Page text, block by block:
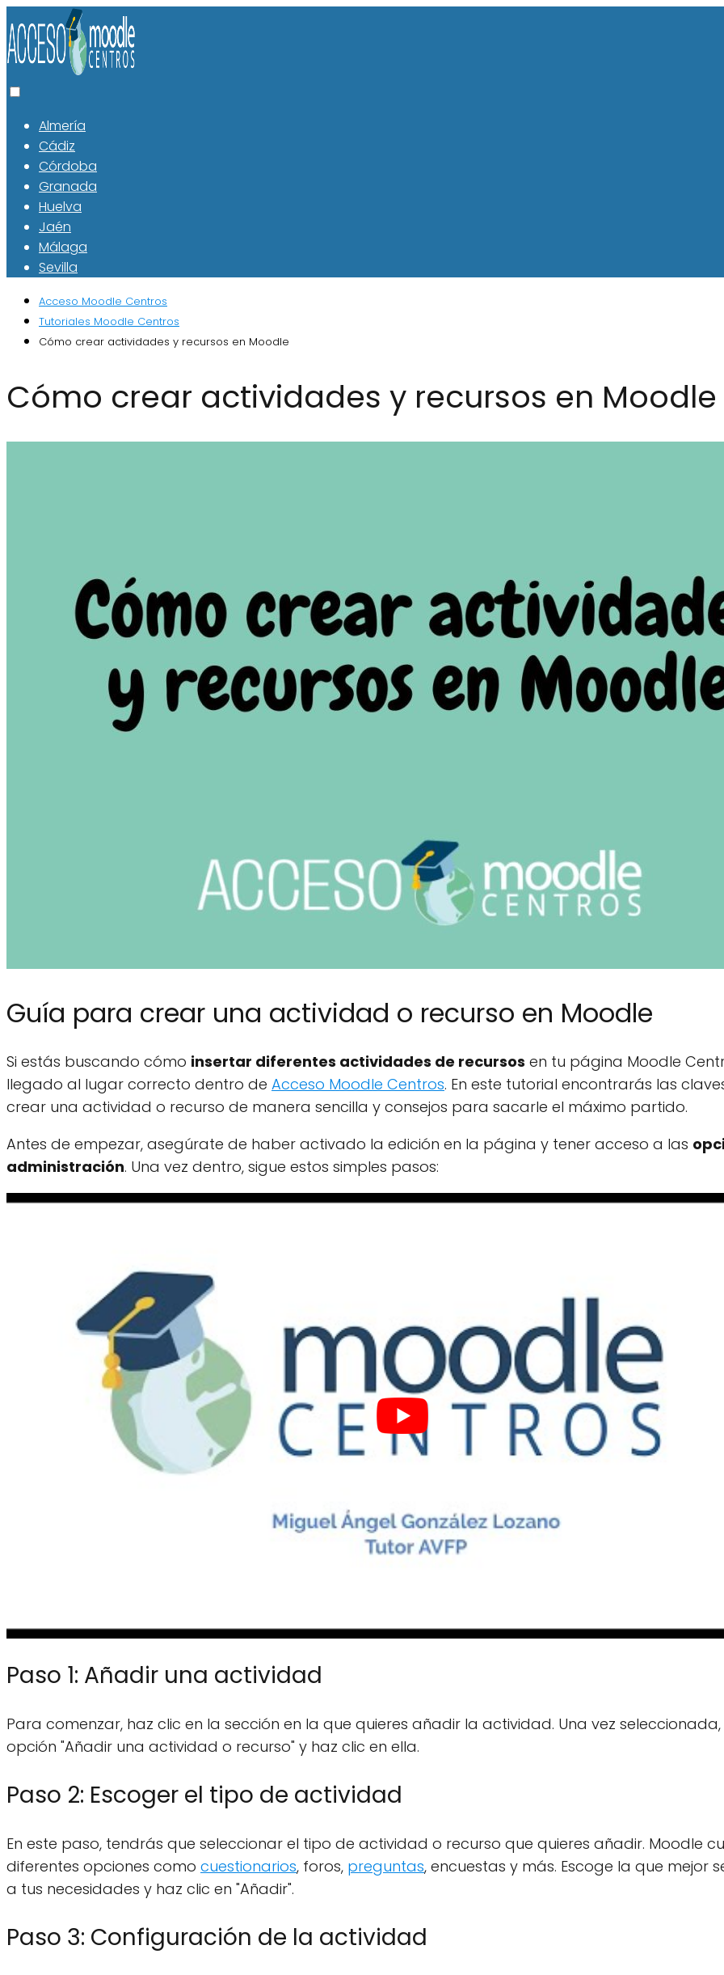
Almería
Cádiz
Córdoba
Granada
Huelva
Jaén
Málaga
Sevilla
Acceso Moodle Centros
Tutoriales Moodle Centros
Cómo crear actividades y recursos en Moodle
Cómo crear actividades y recursos en Moodle
Guía para crear una actividad o recurso en Moodle
Si estás buscando cómo insertar diferentes actividades de recursos en tu página Moodle
llegado al lugar correcto dentro de Acceso Moodle Centros. En este tutorial encontrarás las
crear una actividad o recurso de manera sencilla y consejos para sacarle el máximo partido.
Antes de empezar, asegúrate de haber activado la edición en la página y tener acceso a las
administración. Una vez dentro, sigue estos simples pasos:
Paso 1: Añadir una actividad
Para comenzar, haz clic en la sección en la que quieres añadir la actividad. Una vez
opción "Añadir una actividad o recurso" y haz clic en ella.
Paso 2: Escoger el tipo de actividad
En este paso, tendrás que seleccionar el tipo de actividad o recurso que quieres añadir. Moodle
diferentes opciones como cuestionarios, foros, preguntas, encuestas y más. Escoge la que mejor
a tus necesidades y haz clic en "Añadir".
Paso 3: Configuración de la actividad